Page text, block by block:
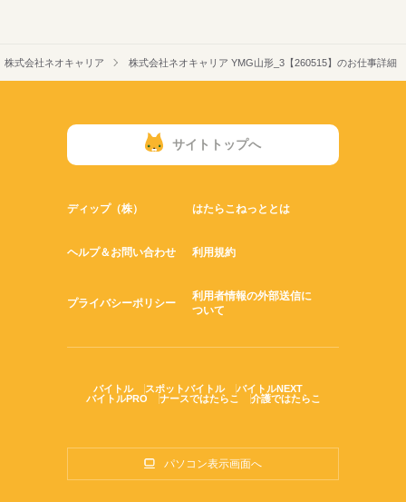
株式会社ネオキャリア 株式会社ネオキャリア YMG山形_3【260515】のお仕事詳細
サイトトップへ
ディップ（株） はたらこねっととは
ヘルプ＆お問い合わせ 利用規約
プライバシーポリシー
利用者情報の外部送信に
ついて
バイトル スポットバイトル
バイトルNEXT
バイトルPRO
ナースではたらこ 介護ではたらこ
パソコン表示画面へ